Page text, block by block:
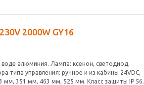
2000W GY16
алюминия. Лампа: ксенон, светодиод,
типа управления: ручное и из кабины 24VDC,
мм, 351 мм, 463 мм, 525 мм. Класс защиты IP 56.